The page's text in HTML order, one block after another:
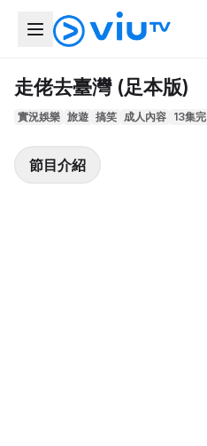
走佬去臺灣 (足本版)
實況娛樂 旅遊 搞笑 成人內容 13集完
節目介紹